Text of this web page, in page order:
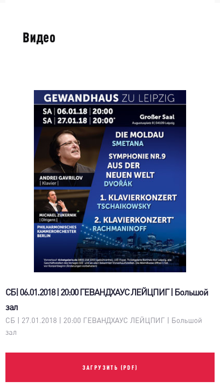
Видео
СБ| 06.01.2018 | 20:00 ГЕВАНДХАУС ЛЕЙЦПИГ | Большой
зал
СБ | 27.01.2018 | 20:00 ГЕВАНДХАУС ЛЕЙЦПИГ | Большой
зал
ЗАГРУЗИТЬ (PDF)